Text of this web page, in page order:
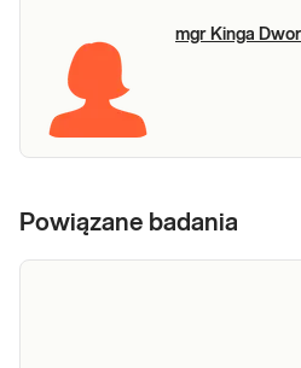
mgr Kinga
Powiązane badania